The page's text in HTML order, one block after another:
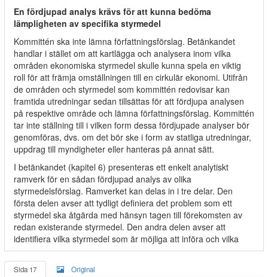
En fördjupad analys krävs för att kunna bedöma
lämpligheten av specifika styrmedel
Kommittén ska inte lämna författningsförslag. Betänkandet
handlar i stället om att kartlägga och analysera inom vilka
områden ekonomiska styrmedel skulle kunna spela en viktig
roll för att främja omställningen till en cirkulär ekonomi. Utifrån
de områden och styrmedel som kommittén redovisar kan
framtida utredningar sedan tillsättas för att fördjupa analysen
på respektive område och lämna författningsförslag. Kommittén
tar inte ställning till i vilken form dessa fördjupade analyser bör
genomföras, dvs. om det bör ske i form av statliga utredningar,
uppdrag till myndigheter eller hanteras på annat sätt.
I betänkandet (kapitel 6) presenteras ett enkelt analytiskt
ramverk för en sådan fördjupad analys av olika
styrmedelsförslag. Ramverket kan delas in i tre delar. Den
första delen avser att tydligt definiera det problem som ett
styrmedel ska åtgärda med hänsyn tagen till förekomsten av
redan existerande styrmedel. Den andra delen avser att
identifiera vilka styrmedel som är möjliga att införa och vilka
Sida 17 Original